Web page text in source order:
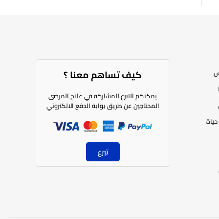
كيف تساهم معنا ؟​
يمكنكم التبرع للمشاركة في علاج المرضى
المحتاجين عن طريق بوابة الدفع الالكتروني
تبرع